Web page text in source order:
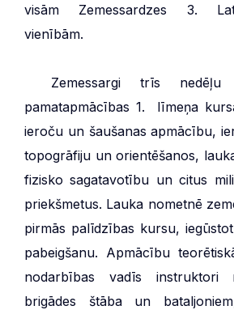
visām Zemessardzes 3.
vienībām.
Zemessargi trīs nedēļu
pamatapmācības 1. līmeņa
ieroču un šaušanas apmācību,
topogrāfiju un orientēšanos,
fizisko sagatavotību un citus
priekšmetus. Lauka nometnē
pirmās palīdzības kursu,
pabeigšanu. Apmācību
nodarbības vadīs instruktori
brigādes štāba un